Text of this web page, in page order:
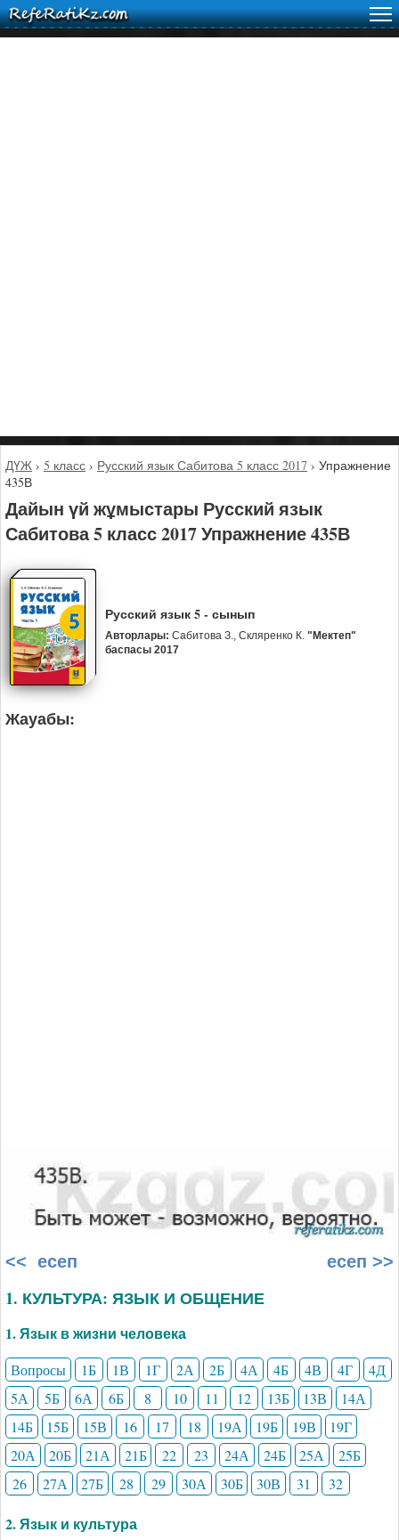
ДҮЖ › 5 класс › Русский язык Сабитова 5 класс 2017 › Упражнение
435В
Дайын үй жұмыстары Русский язык
Сабитова 5 класс 2017 Упражнение 435В
Русский язык 5 - сынып
Авторлары: Сабитова З., Скляренко К. "Мектеп"
баспасы 2017
Жауабы:
<< есеп есеп >>
1. КУЛЬТУРА: ЯЗЫК И ОБЩЕНИЕ
1. Язык в жизни человека
Вопросы 1Б 1В 1Г 2А 2Б 4А 4Б 4В 4Г
4Д
5А
5Б 6А 6Б 8 10 11 12 13Б 13В
14А
14Б
15Б 15В 16 17 18 19А 19Б 19В
19Г
20А
20Б 21А 21Б 22 23 24А 24Б 25А
25Б
26
27А 27Б 28 29 30А 30Б 30В 31 32
2. Язык и культура